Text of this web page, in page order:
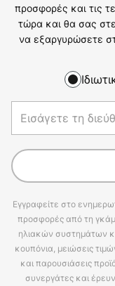
προσφορές και τις
τώρα και θα σας
να εξαργυρώσετε
Εγγραφείτε στο
προσφορές από τη
ηλιακών συστημάτων
κουπόνια, μειώσεις
και παρουσιάσεις
συνεργάτες και